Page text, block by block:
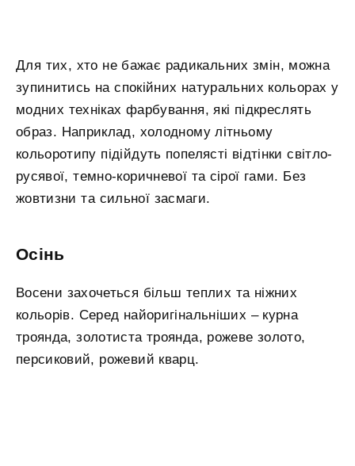
Для тих, хто не бажає радикальних змін, можна
зупинитись на спокійних натуральних кольорах у
модних техніках фарбування, які підкреслять
образ. Наприклад, холодному літньому
кольоротипу підійдуть попелясті відтінки світло-
русявої, темно-коричневої та сірої гами. Без
жовтизни та сильної засмаги.
Осінь
Восени захочеться більш теплих та ніжних
кольорів. Серед найоригінальніших – курна
троянда, золотиста троянда, рожеве золото,
персиковий, рожевий кварц.